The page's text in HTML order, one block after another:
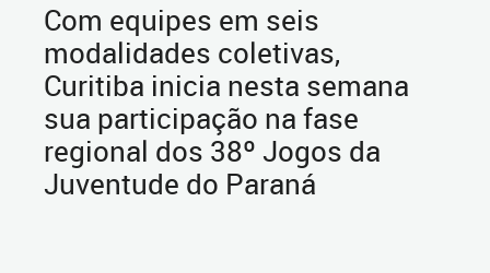
Com equipes em seis
modalidades coletivas,
Curitiba inicia nesta semana
sua participação na fase
regional dos 38º Jogos da
Juventude do Paraná